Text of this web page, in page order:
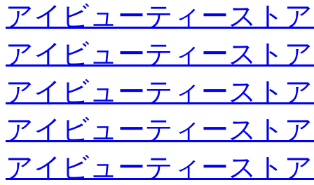
アイビューティースト
アイビューティースト
アイビューティースト
アイビューティースト
アイビューティースト